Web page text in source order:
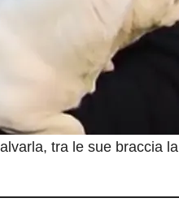
tra le sue braccia la